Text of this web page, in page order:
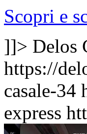
Scopri e
]]> Delos
https://
casale-34
express